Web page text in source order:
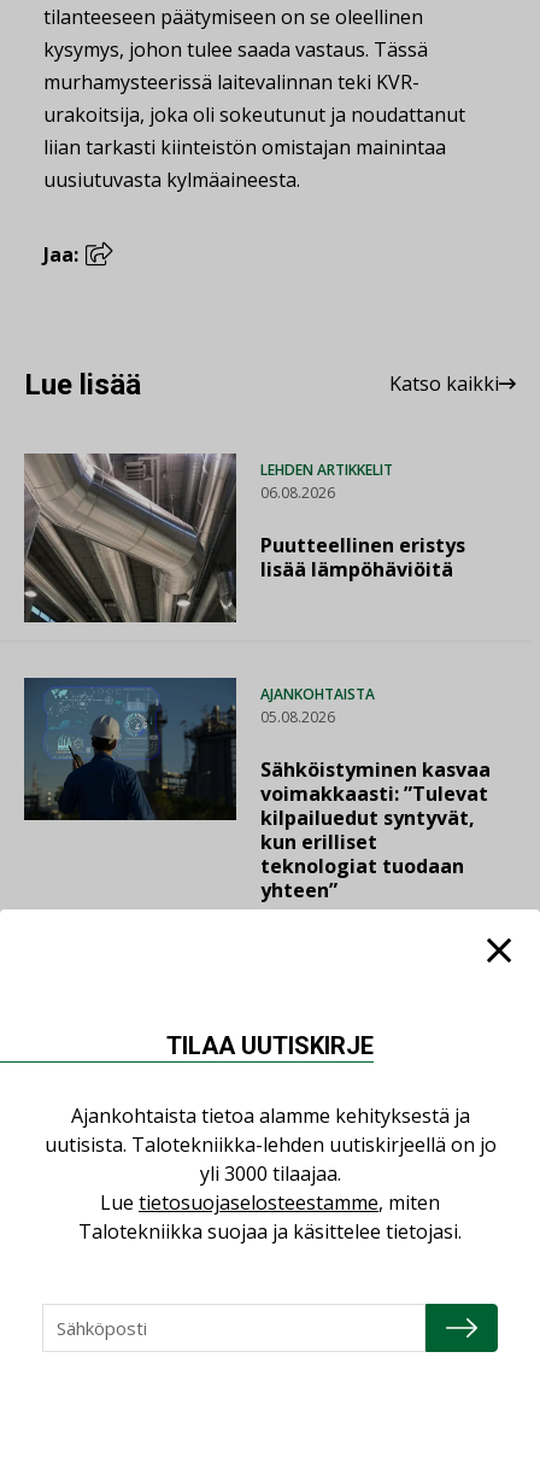
tilanteeseen päätymiseen on se oleellinen
kysymys, johon tulee saada vastaus. Tässä
murhamysteerissä laitevalinnan teki KVR-
urakoitsija, joka oli sokeutunut ja noudattanut
liian tarkasti kiinteistön omistajan mainintaa
uusiutuvasta kylmäaineesta.
Jaa:
Lue lisää Katso kaikki
LEHDEN ARTIKKELIT
06.08.2026
Puutteellinen eristys
lisää lämpöhäviöitä
AJANKOHTAISTA
05.08.2026
Sähköistyminen kasvaa
voimakkaasti: ”Tulevat
kilpailuedut syntyvät,
kun erilliset
teknologiat tuodaan
yhteen”
Kaivamattomat
asemansa taloyhtiöissä
LUETUIMMAT UUTISET
Viikko Kuukausi
TILAA UUTISKIRJE
Ajankohtaista tietoa alamme kehityksestä ja
uutisista. Talotekniikka-lehden uutiskirjeellä on jo
yli 3000 tilaajaa.
Lue tietosuojaselosteestamme, miten
Talotekniikka suojaa ja käsittelee tietojasi.